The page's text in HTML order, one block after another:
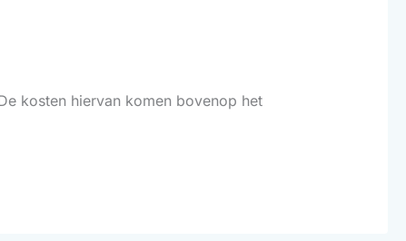
kosten hiervan komen bovenop het